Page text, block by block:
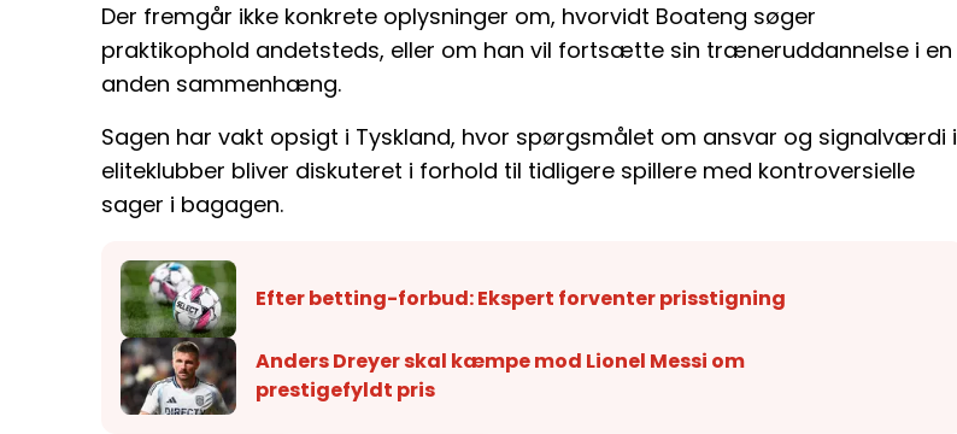
Der fremgår ikke konkrete oplysninger om, hvorvidt Boateng søger
praktikophold andetsteds, eller om han vil fortsætte sin træneruddannelse i en
anden sammenhæng.
Sagen har vakt opsigt i Tyskland, hvor spørgsmålet om ansvar og signalværdi i
eliteklubber bliver diskuteret i forhold til tidligere spillere med kontroversielle
sager i bagagen.
Efter betting-forbud: Ekspert forventer prisstigning
Anders Dreyer skal kæmpe mod Lionel Messi om
prestigefyldt pris